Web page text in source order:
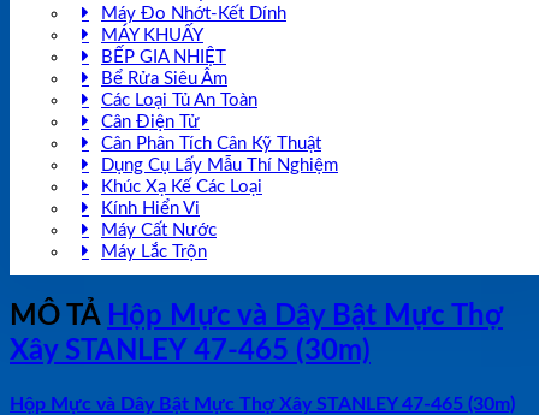
Máy Đo Nhớt-Kết Dính
MÁY KHUẤY
BẾP GIA NHIỆT
Bể Rửa Siêu Âm
Các Loại Tủ An Toàn
Cân Điện Tử
Cân Phân Tích Cân Kỹ Thuật
Dụng Cụ Lấy Mẫu Thí Nghiệm
Khúc Xạ Kế Các Loại
Kính Hiển Vi
Máy Cất Nước
Máy Lắc Trộn
MÔ TẢ Hộp Mực và Dây Bật Mực Thợ
Xây STANLEY 47-465 (30m)
Hộp Mực và Dây Bật Mực Thợ Xây STANLEY 47-465 (30m)